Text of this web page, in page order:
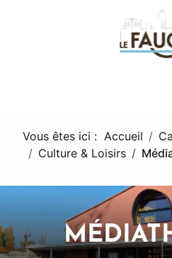
Vous êtes ici : Accueil
Culture & Loisirs